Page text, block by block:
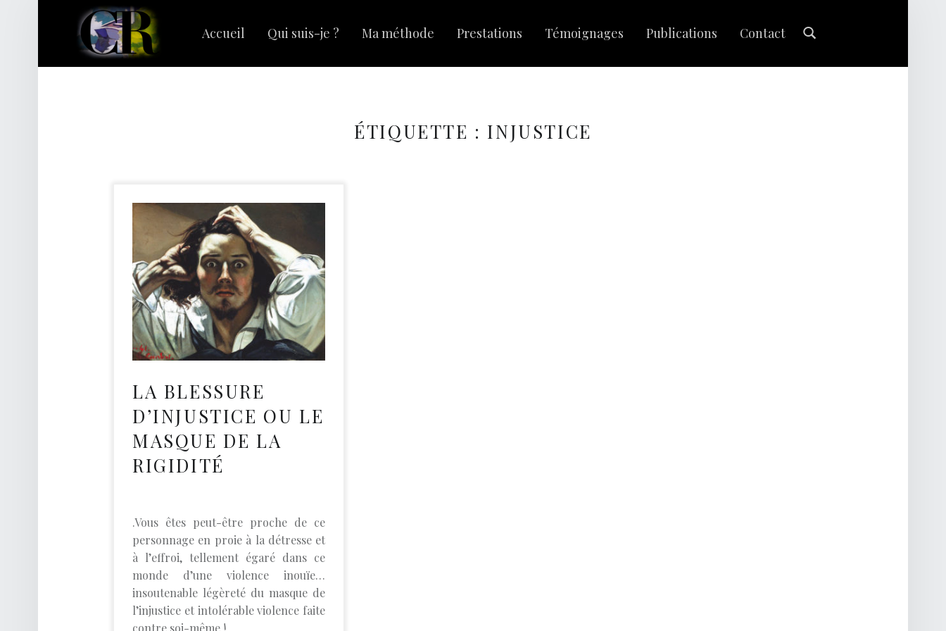
I
A
G
E
S
|
C
O
A
C
H
D
E
V
I
Développement Personnel
Accueil Qui suis-je ? Ma méthode Prestations Témoignages Publications Contact
ÉTIQUETTE : INJUSTICE
LA BLESSURE
D’INJUSTICE OU LE
MASQUE DE LA
RIGIDITÉ
.Vous êtes peut-être proche de ce
personnage en proie à la détresse et
à l’effroi, tellement égaré dans ce
monde d’une violence inouïe…
insoutenable légèreté du masque de
l’injustice et intolérable violence faite
contre soi-même !